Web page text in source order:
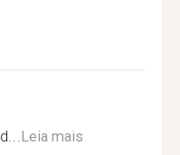
Leia mais